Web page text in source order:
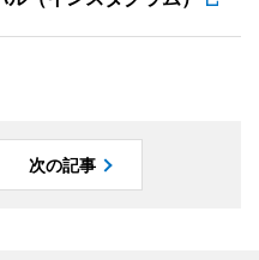
次の記事